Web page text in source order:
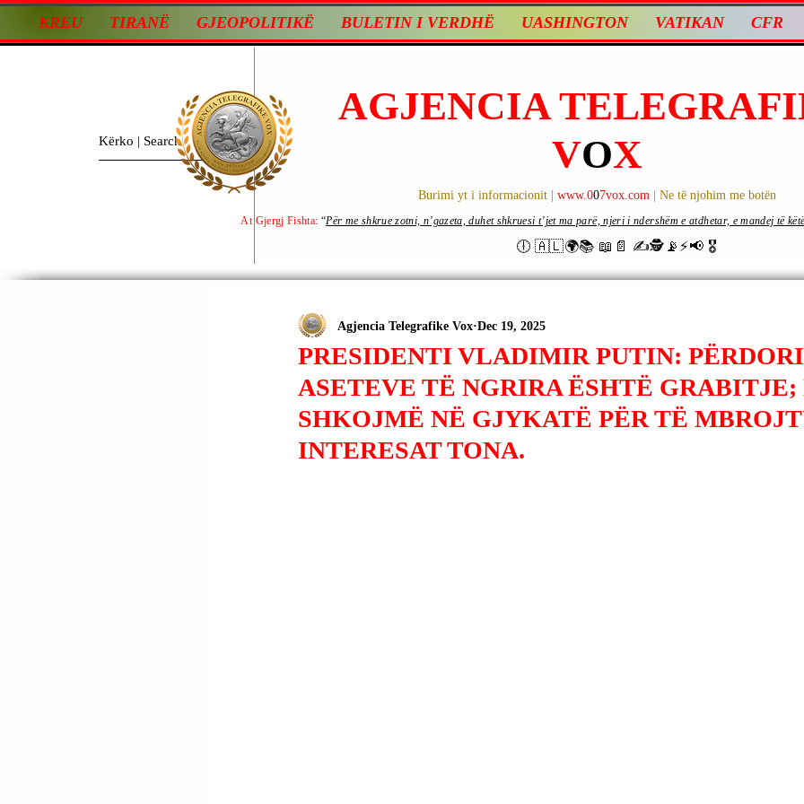
KREU TIRANË GJEOPOLITIKË BULETIN I VERDHË UASHINGTON VATIKAN CFR
AGJENCIA
VOX
Burimi yt i informacionit | www.007vox.com | Ne të njohim me botën
🕕 🇦🇱🌍📚 📖📄 ✍🕵️📡⚡️📢 🎖
At Gjergj Fishta: “Për me shkrue zotni, n’gazeta, duhet shkruesi t’jet ma parë, njeri i ndershëm e atdhetar, e mandej të
PRESIDENTI VLADIMIR PUTIN:
ASETEVE TË NGRIRA ËSHTË GRABITJE;
SHKOJMË NË GJYKATË PËR TË
INTERESAT TONA.
Agjencia Telegrafike Vox Dec 19, 2025